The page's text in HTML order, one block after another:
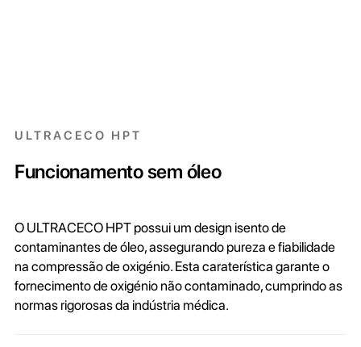
ULTRACECO HPT
Funcionamento sem óleo
O ULTRACECO HPT possui um design isento de
contaminantes de óleo, assegurando pureza e fiabilidade
na compressão de oxigénio. Esta caraterística garante o
fornecimento de oxigénio não contaminado, cumprindo as
normas rigorosas da indústria médica.